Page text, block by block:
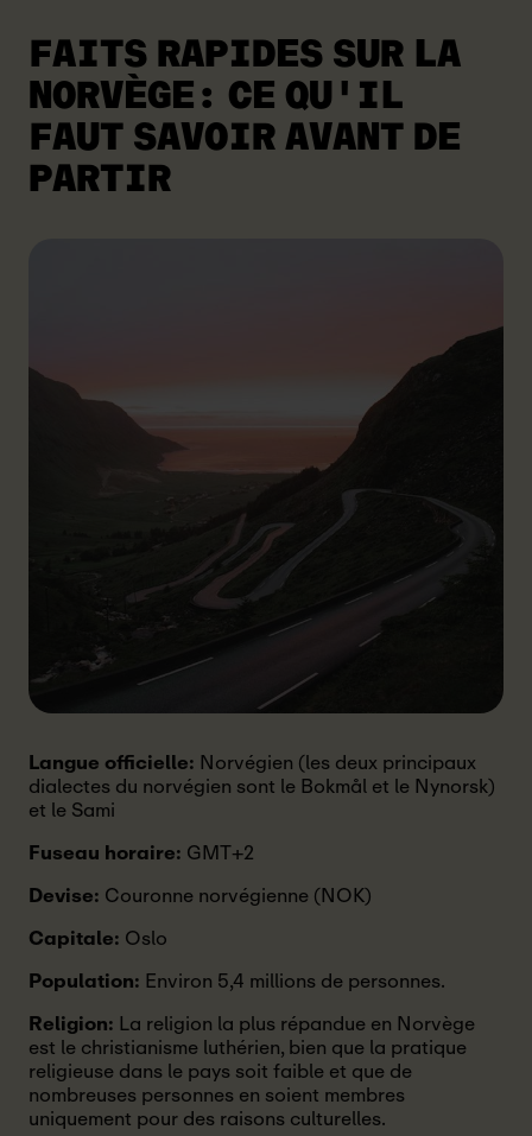
FAITS RAPIDES SUR LA
NORVÈGE: CE QU'IL
FAUT SAVOIR AVANT DE
PARTIR
Langue officielle: Norvégien (les deux principaux
dialectes du norvégien sont le Bokmål et le Nynorsk)
et le Sami
Fuseau horaire: GMT+2
Devise: Couronne norvégienne (NOK)
Capitale: Oslo
Population: Environ 5,4 millions de personnes.
Religion: La religion la plus répandue en Norvège
est le christianisme luthérien, bien que la pratique
religieuse dans le pays soit faible et que de
nombreuses personnes en soient membres
uniquement pour des raisons culturelles.